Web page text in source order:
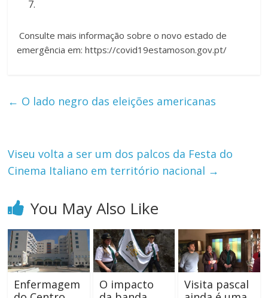
Consulte mais informação sobre o novo estado de
emergência em: https://covid19estamoson.gov.pt/
← O lado negro das eleições americanas
Viseu volta a ser um dos palcos da Festa do
Cinema Italiano em território nacional →
You May Also Like
Enfermagem
O impacto
Visita pascal